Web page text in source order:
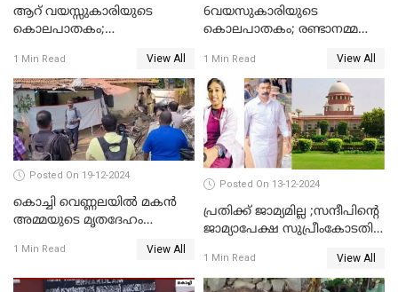
ആറ് വയസ്സുകാരിയുടെ
കൊലപാതകം;
ബന്ധമില്ലെന്ന് സ്ഥിരീകരണം
1 Min Read View All
6വയസുകാരിയുടെ
കൊലപാതകം; രണ്ടാനമ്മയെ
1 Min Read View All
Posted On 19-12-2024
കൊച്ചി വെണ്ണലയില്‍ മകന്‍
അമ്മയുടെ മൃതദേഹം
1 Min Read View All
Posted On 13-12-2024
പ്രതിക്ക് ജാമ്യമില്ല ;സന്ദീപിന്റെ
ജാമ്യാപേക്ഷ സുപ്രീംകോടതി
1 Min Read View All